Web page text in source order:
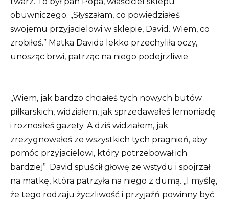
obuwniczego. „Słyszałam, co powiedziałeś
swojemu przyjacielowi w sklepie, David. Wiem, co
zrobiłeś.” Matka Davida lekko przechyliła oczy,
unosząc brwi, patrząc na niego podejrzliwie.
„Wiem, jak bardzo chciałeś tych nowych butów
piłkarskich, widziałem, jak sprzedawałeś lemoniadę
i roznosiłeś gazety. A dziś widziałem, jak
zrezygnowałeś ze wszystkich tych pragnień, aby
pomóc przyjacielowi, który potrzebował ich
bardziej”. David spuścił głowę ze wstydu i spojrzał
na matkę, która patrzyła na niego z dumą. „I myślę,
że tego rodzaju życzliwość i przyjaźń powinny być